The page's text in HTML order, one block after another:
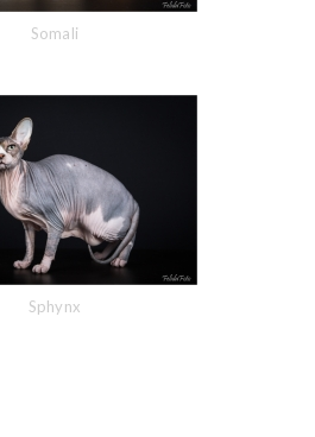
Somali
Sphynx